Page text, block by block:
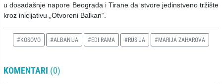
u dosadašnje napore Beograda i Tirane da stvore jedinstveno tržište
kroz inicijativu „Otvoreni Balkan“.
#KOSOVO #ALBANIJA #EDI RAMA #RUSIJA #MARIJA ZAHAROVA
KOMENTARI (0)